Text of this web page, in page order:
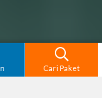
Cari Paket